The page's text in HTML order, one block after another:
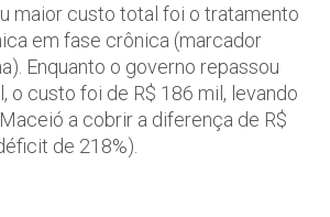
maior custo total foi o tratamento
em fase crônica (marcador
Enquanto o governo repassou
o custo foi de R$ 186 mil, levando
a cobrir a diferença de R$
de 218%).